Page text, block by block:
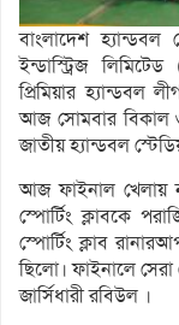
বাংলাদেশ হ্যান্ডবল
ইন্ডাস্ট্রিজ
প্রিমিয়ার হ্যান্ডবল
আজ সোমবার বিকাল
জাতীয় হ্যান্ডবল
আজ ফাইনাল খেলায়
স্পোর্টিং ক্লাবকে
স্পোর্টিং ক্লাব
ছিলো। ফাইনালে সেরা
জার্সিধারী রবিউল ।